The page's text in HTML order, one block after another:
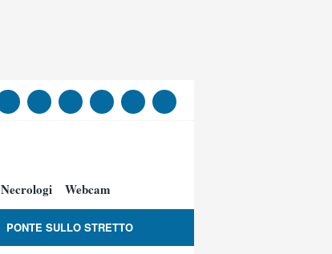
Necrologi Webcam
PONTE SULLO STRETTO